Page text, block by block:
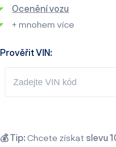
Ocenění vozu
+ mnohem více
Prověřit VIN:
💰 Tip: Chcete získat slevu